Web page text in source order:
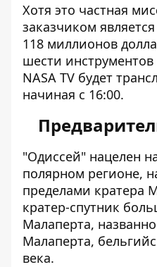
Хотя это частная
заказчиком
118 миллионов
шести инструментов
NASA TV будет
начиная с 16:00.
"Одиссей" нацелен
полярном регионе,
пределами кратера
кратер-спутник
Малаперта,
Малаперта,
века.